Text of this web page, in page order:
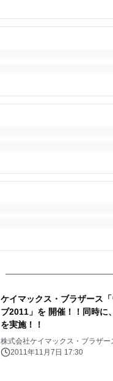
ケイマックス・ブラザース
ブ2011」を 開催！！同時に
を実施！！
株式会社ケイマックス・ブラザー
2011年11月7日 17:30